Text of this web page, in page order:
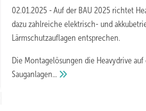
02.01.2025 - Auf der BAU 2025 richtet
dazu zahlreiche elektrisch- und
Lärmschutzauflagen entsprechen.
Die Montagelösungen die Heavydrive
Sauganlagen...